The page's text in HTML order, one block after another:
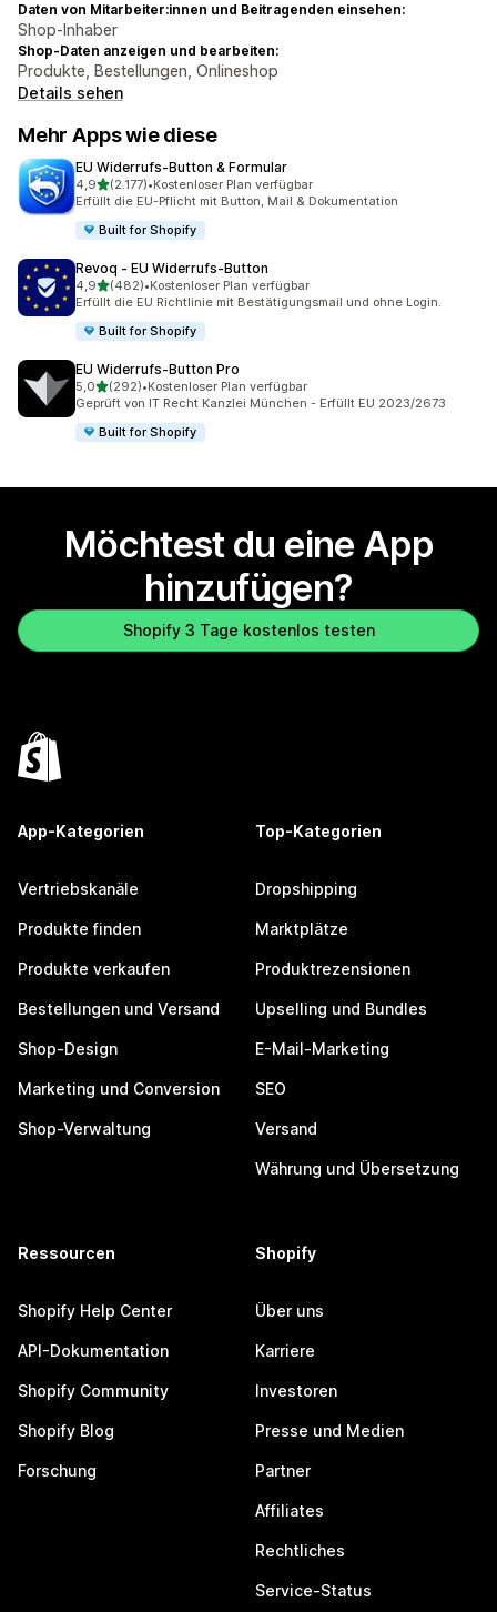
Daten von Mitarbeiter:innen und Beitragenden einsehen:
Shop-Inhaber
Shop-Daten anzeigen und bearbeiten:
Produkte, Bestellungen, Onlineshop
Details sehen
Mehr Apps wie diese
EU Widerrufs‑Button & Formular
4,9von 5 Sternen
(2.177)
2177 Rezensionen insgesamt
•Kostenloser Plan verfügbar
Erfüllt die EU-Pflicht mit Button, Mail & Dokumentation
Built for Shopify
Revoq ‑ EU Widerrufs‑Button
4,9von 5 Sternen
(482)
482 Rezensionen insgesamt
•Kostenloser Plan verfügbar
Erfüllt die EU Richtlinie mit Bestätigungsmail und ohne Login.
Built for Shopify
EU Widerrufs‑Button Pro
5,0von 5 Sternen
(292)
292 Rezensionen insgesamt
•Kostenloser Plan verfügbar
Geprüft von IT Recht Kanzlei München - Erfüllt EU 2023/2673
Built for Shopify
Möchtest du eine App
hinzufügen?
Shopify 3 Tage kostenlos testen
App-Kategorien
Vertriebskanäle
Produkte finden
Produkte verkaufen
Bestellungen und Versand
Shop-Design
Marketing und Conversion
Shop-Verwaltung
Top-Kategorien
Dropshipping
Marktplätze
Produktrezensionen
Upselling und Bundles
E-Mail-Marketing
SEO
Versand
Währung und Übersetzung
Ressourcen
Shopify Help Center
API-Dokumentation
Shopify Community
Shopify Blog
Forschung
Shopify
Über uns
Karriere
Investoren
Presse und Medien
Partner
Affiliates
Rechtliches
Service-Status